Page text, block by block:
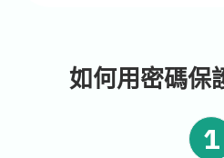
如何用密碼保
1